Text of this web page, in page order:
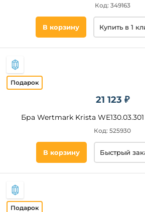
Код: 349163
В корзину Купить в 1
21 123 ₽
Бра Wertmark Krista WE130.03.301
Код: 525930
В корзину Быстрый